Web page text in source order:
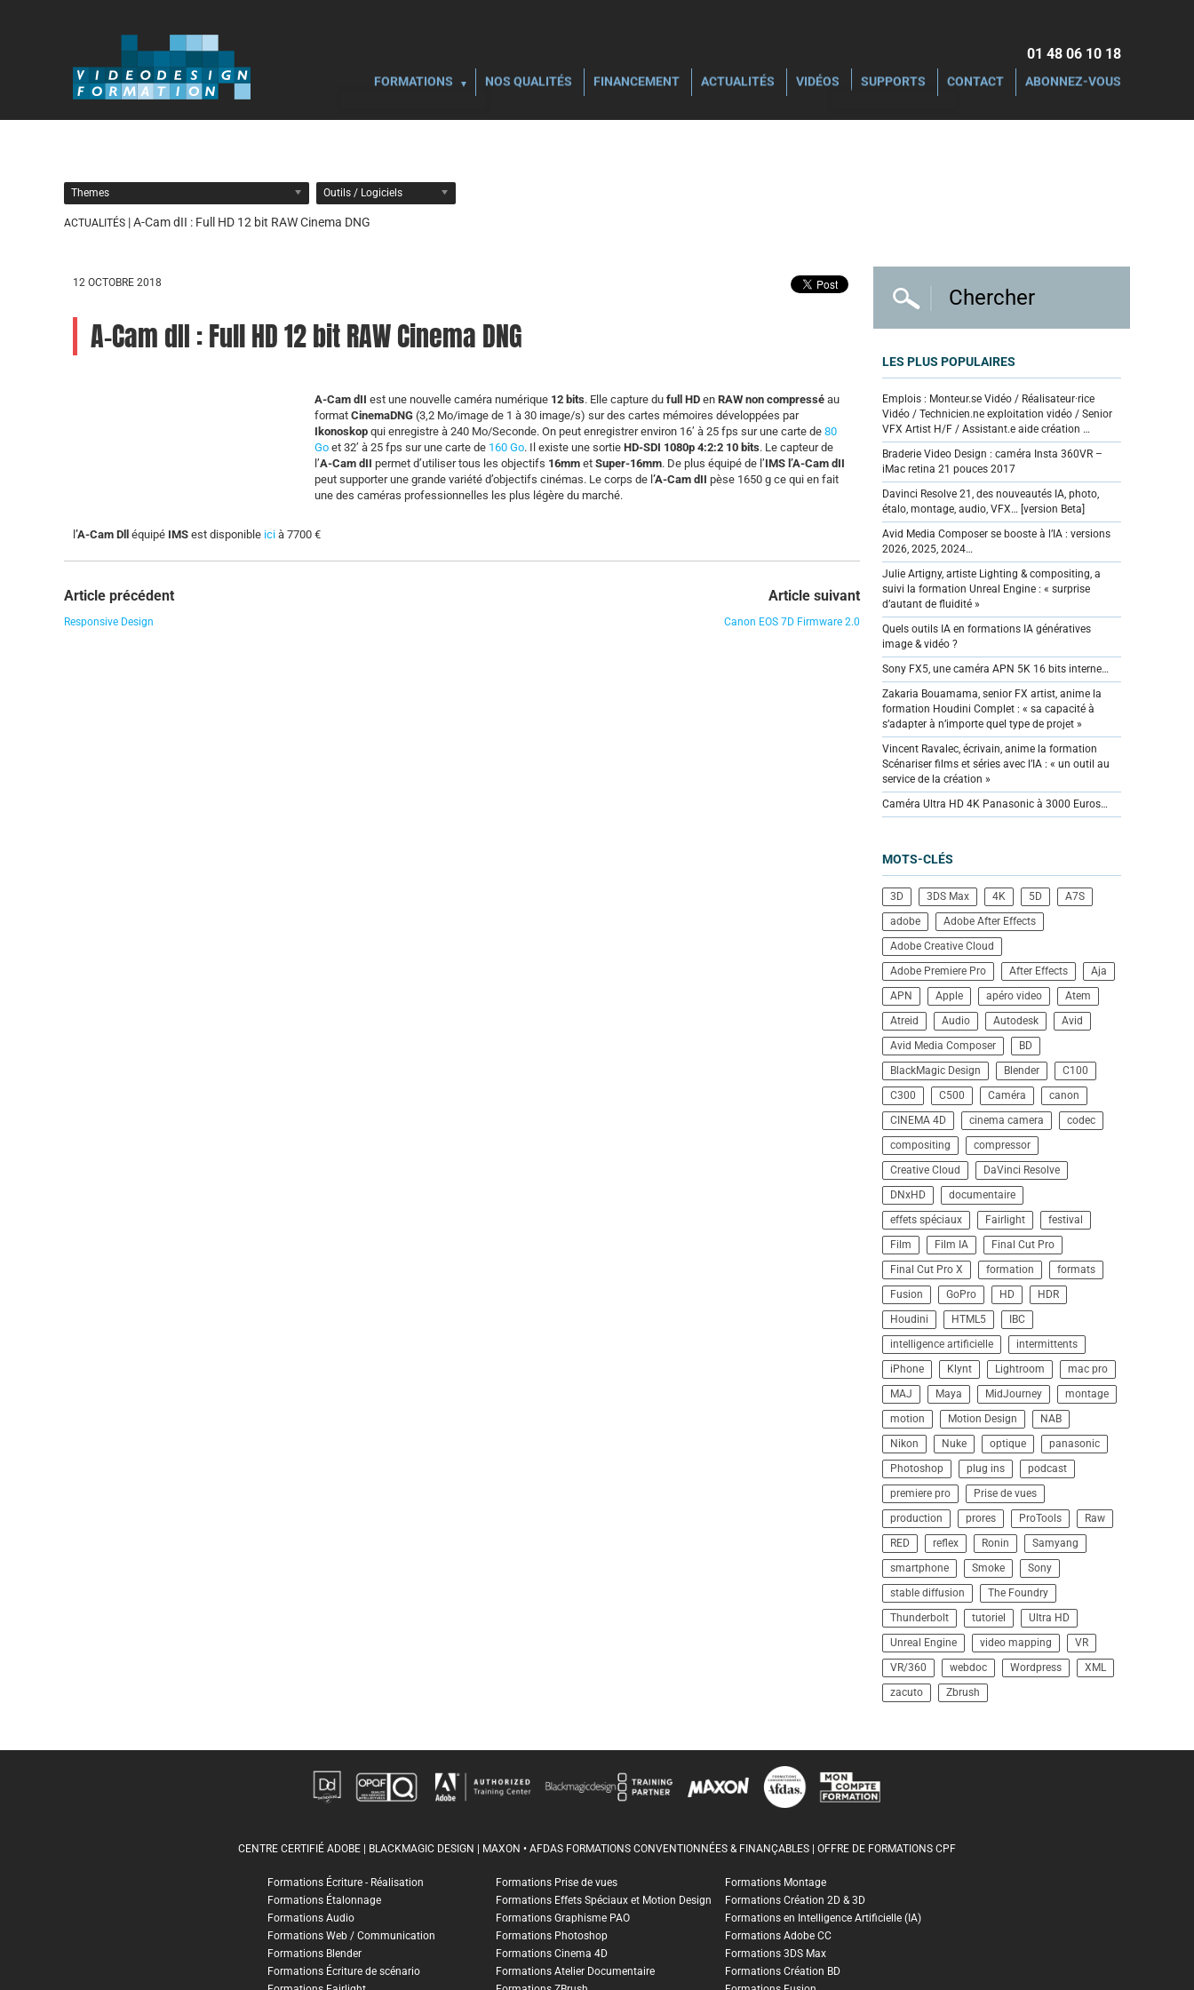
01 48 06 10 18‬
FORMATIONS NOS QUALITÉS FINANCEMENT ACTUALITÉS VIDÉOS SUPPORTS CONTACT ABONNEZ-VOUS
Themes Outils / Logiciels
ACTUALITÉS | A-Cam dII : Full HD 12 bit RAW Cinema DNG
12 OCTOBRE 2018
A-Cam dII : Full HD 12 bit RAW Cinema DNG
A-Cam dII est une nouvelle caméra numérique 12 bits. Elle capture du full HD en RAW non compressé au
format CinemaDNG (3,2 Mo/image de 1 à 30 image/s) sur des cartes mémoires développées par
Ikonoskop qui enregistre à 240 Mo/Seconde. On peut enregistrer environ 16’ à 25 fps sur une carte de 80
Go et 32’ à 25 fps sur une carte de 160 Go. Il existe une sortie HD-SDI 1080p 4:2:2 10 bits. Le capteur de
l’A-Cam dII permet d’utiliser tous les objectifs 16mm et Super-16mm. De plus équipé de l’IMS l’A-Cam dII
peut supporter une grande variété d’objectifs cinémas. Le corps de l ’A-Cam dII pèse 1650 g ce qui en fait
une des caméras professionnelles les plus légère du marché.
’A-Cam Dll équipé IMS est disponible ici à 7700 €
Article précédent
Responsive Design
Article suivant
Canon EOS 7D Firmware 2.0
LES PLUS POPULAIRES
Emplois : Monteur.se Vidéo / Réalisateur·rice
Vidéo / Technicien.ne exploitation vidéo / Senior
VFX Artist H/F / Assistant.e aide création …
Braderie Video Design : caméra Insta 360VR –
iMac retina 21 pouces 2017
Davinci Resolve 21, des nouveautés IA, photo,
étalo, montage, audio, VFX… [version Beta]
Avid Media Composer se booste à l’IA : versions
2026, 2025, 2024…
Julie Artigny, artiste Lighting & compositing, a
suivi la formation Unreal Engine : « surprise
d’autant de fluidité »
Quels outils IA en formations IA génératives
image & vidéo ?
Sony FX5, une caméra APN 5K 16 bits interne…
Zakaria Bouamama, senior FX artist, anime la
formation Houdini Complet : « sa capacité à
s’adapter à n’importe quel type de projet »
Vincent Ravalec, écrivain, anime la formation
Scénariser films et séries avec l’IA : « un outil au
service de la création »
Caméra Ultra HD 4K Panasonic à 3000 Euros…
MOTS-CLÉS
3D 3DS Max 4K 5D
A7S
adobe
Adobe After Effects
Adobe Creative Cloud
Adobe Premiere Pro
After Effects
Aja
APN
Apple apéro video
Atem
Atreid
Audio Autodesk
Avid
Avid Media Composer
BD
BlackMagic Design
Blender
C100
C300
C500 Caméra
canon
CINEMA 4D
cinema camera
codec
compositing
compressor
Creative Cloud
DaVinci Resolve
DNxHD
documentaire
effets spéciaux
Fairlight
festival
Film
Film IA
Final Cut Pro
Final Cut Pro X
formation
formats
Fusion
GoPro HD
HDR
Houdini
HTML5
IBC
intelligence artificielle
intermittents
iPhone
Klynt Lightroom
mac pro
MAJ
Maya MidJourney
montage
motion
Motion Design
NAB
Nikon
Nuke optique
panasonic
Photoshop
plug ins
podcast
premiere pro
Prise de vues
production
prores ProTools
Raw
RED
reflex Ronin
Samyang
smartphone
Smoke
Sony
stable diffusion
The Foundry
Thunderbolt
tutoriel
Ultra HD
Unreal Engine
video mapping
VR
VR/360
webdoc Wordpress
XML
zacuto
Zbrush
CENTRE CERTIFIÉ ADOBE | BLACKMAGIC DESIGN | MAXON • AFDAS FORMATIONS CONVENTIONNÉES & FINANÇABLES | OFFRE DE FORMATIONS CPF
Formations Écriture - Réalisation Formations Prise de vues
Formations Montage
Formations Étalonnage
Formations Effets Spéciaux et Motion Design
Formations Création 2D & 3D
Formations Audio
Formations Graphisme PAO
Formations en Intelligence Artificielle (IA)
Formations Web / Communication
Formations Photoshop
Formations Adobe CC
Formations Blender
Formations Cinema 4D
Formations 3DS Max
Formations Écriture de scénario
Formations Atelier Documentaire
Formations Création BD